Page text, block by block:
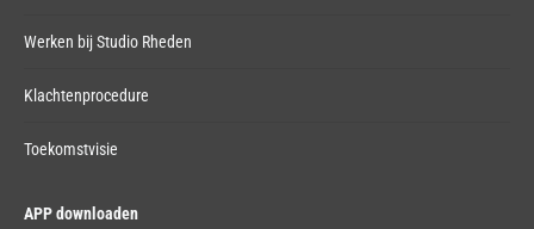
Werken bij Studio Rheden
Klachtenprocedure
Toekomstvisie
APP downloaden